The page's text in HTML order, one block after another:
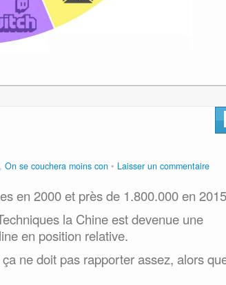
, On se couchera moins con Laisser un commentaire
en 2000 et près de 1.800.000 en 2015
la Chine est devenue une
en position relative.
ne doit pas rapporter assez, alors